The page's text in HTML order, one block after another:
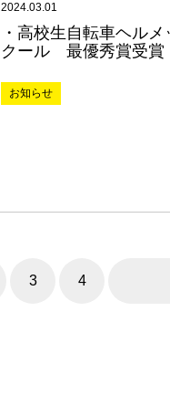
2024.03.01
・高校生自転車ヘル
クール 最優秀賞受賞
お知らせ
3 4